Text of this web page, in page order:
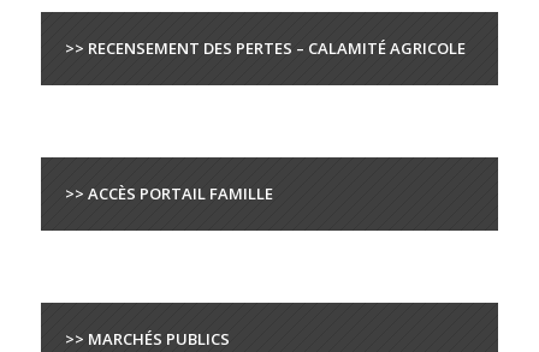
>> RECENSEMENT DES PERTES – CALAMITÉ AGRICOLE
>> ACCÈS PORTAIL FAMILLE
>> MARCHÉS PUBLICS